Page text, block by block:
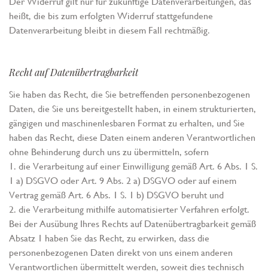
heißt, die bis zum erfolgten Widerruf stattgefundene
Datenverarbeitung bleibt in diesem Fall rechtmäßig.
Recht auf Datenübertragbarkeit
Sie haben das Recht, die Sie betreffenden personenbezogenen
Daten, die Sie uns bereitgestellt haben, in einem strukturierten,
gängigen und maschinenlesbaren Format zu erhalten, und Sie
haben das Recht, diese Daten einem anderen Verantwortlichen
ohne Behinderung durch uns zu übermitteln, sofern
1. die Verarbeitung auf einer Einwilligung gemäß Art. 6 Abs. 1 S.
1 a) DSGVO oder Art. 9 Abs. 2 a) DSGVO oder auf einem
Vertrag gemäß Art. 6 Abs. 1 S. 1 b) DSGVO beruht und
2. die Verarbeitung mithilfe automatisierter Verfahren erfolgt.
Bei der Ausübung Ihres Rechts auf Datenübertragbarkeit gemäß
Absatz 1 haben Sie das Recht, zu erwirken, dass die
personenbezogenen Daten direkt von uns einem anderen
Verantwortlichen übermittelt werden, soweit dies technisch